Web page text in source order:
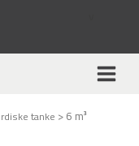
tanke > 6 m³